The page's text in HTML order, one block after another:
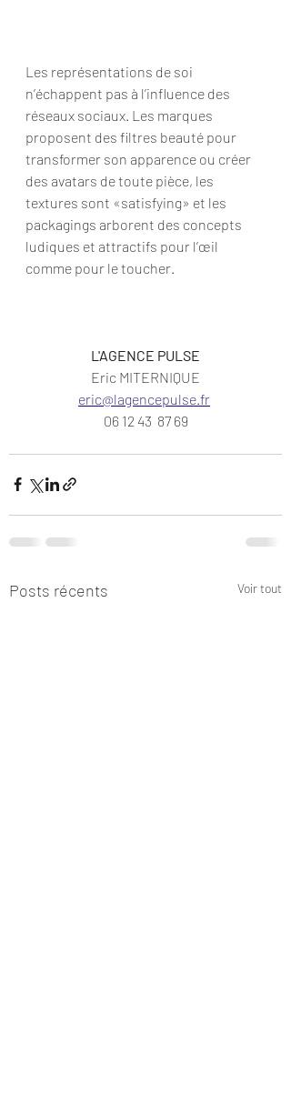
Les représentations de soi
n’échappent pas à l’influence des
réseaux sociaux. Les marques
proposent des filtres beauté pour
transformer son apparence ou créer
des avatars de toute pièce, les
textures sont «satisfying» et les
packagings arborent des concepts
ludiques et attractifs pour l’œil
comme pour le toucher.
L'AGENCE PULSE
Eric MITERNIQUE
eric@lagencepulse.fr
06 12 43  87 69
Posts récents Voir tout